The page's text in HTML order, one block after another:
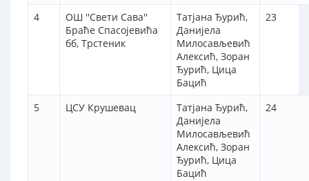
4
ОШ ''Свети Сава''
Браће Спасојевића
бб, Трстеник
Татјана Ђурић,
Данијела
Милосављевић
Алексић, Зоран
Ђурић, Цица
Бацић
23
5 ЦСУ Крушевац
Татјана Ђурић,
Данијела
Милосављевић
Алексић, Зоран
Ђурић, Цица
Бацић
24